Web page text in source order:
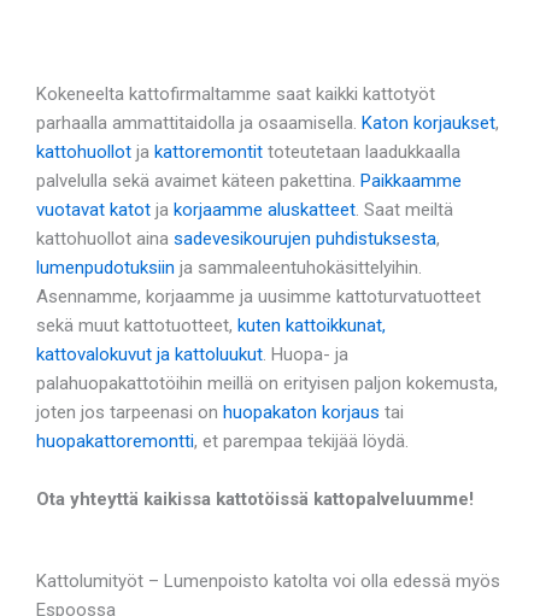
Kokeneelta kattofirmaltamme saat kaikki kattotyöt
parhaalla ammattitaidolla ja osaamisella. Katon korjaukset,
kattohuollot ja kattoremontit toteutetaan laadukkaalla
palvelulla sekä avaimet käteen pakettina. Paikkaamme
vuotavat katot ja korjaamme aluskatteet. Saat meiltä
kattohuollot aina sadevesikourujen puhdistuksesta,
lumenpudotuksiin ja sammaleentuhokäsittelyihin.
Asennamme, korjaamme ja uusimme kattoturvatuotteet
sekä muut kattotuotteet, kuten kattoikkunat,
kattovalokuvut ja kattoluukut. Huopa- ja
palahuopakattotöihin meillä on erityisen paljon kokemusta,
joten jos tarpeenasi on huopakaton korjaus tai
huopakattoremontti, et parempaa tekijää löydä.
Ota yhteyttä kaikissa kattotöissä kattopalveluumme!
Kattolumityöt – Lumenpoisto katolta voi olla edessä myös
Espoossa